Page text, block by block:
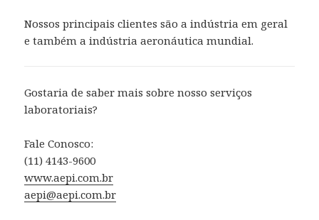
Nossos principais clientes são a indústria em geral
e também a indústria aeronáutica mundial.
Gostaria de saber mais sobre nosso serviços
laboratoriais?
Fale Conosco:
(11) 4143-9600
www.aepi.com.br
aepi@aepi.com.br